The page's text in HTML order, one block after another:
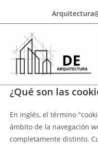
¿Qué son las
En inglés, el término
ámbito de la navegación
completamente distinto.